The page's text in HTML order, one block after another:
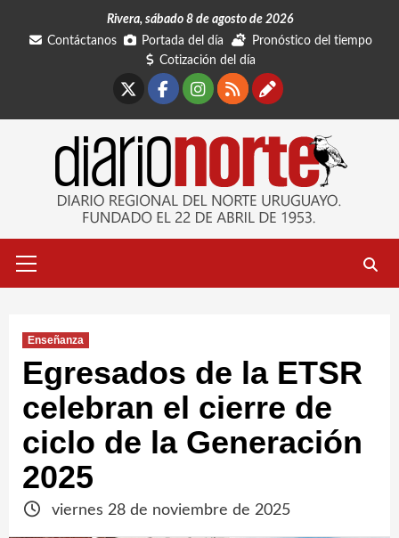
Rivera, sábado 8 de agosto de 2026
Contáctanos
Portada del día
Pronóstico del tiempo
Cotización del día
Facebook
Instagram
RSSContáctanos
primario
Enseñanza
Egresados de la ETSR
celebran el cierre de
ciclo de la Generación
2025
viernes 28 de noviembre de 2025